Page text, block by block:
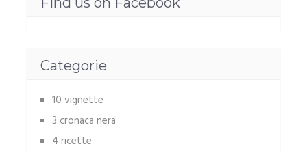
Categorie
10 vignette
3 cronaca nera
4 ricette